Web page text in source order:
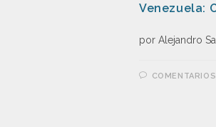
Venezuela:
por Alejandro